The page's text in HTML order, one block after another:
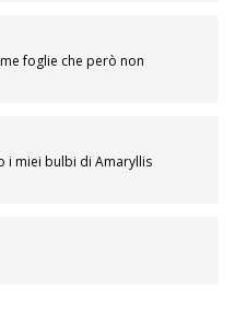
foglie che però non
i miei bulbi di Amaryllis